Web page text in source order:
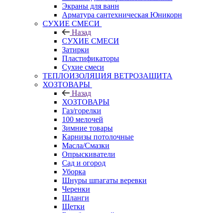
Экраны для ванн
Арматура сантехническая Юникорн
СУХИЕ СМЕСИ
Назад
СУХИЕ СМЕСИ
Затирки
Пластификаторы
Сухие смеси
ТЕПЛОИЗОЛЯЦИЯ ВЕТРОЗАЩИТА
ХОЗТОВАРЫ
Назад
ХОЗТОВАРЫ
Газ/горелки
100 мелочей
Зимние товары
Карнизы потолочные
Масла/Смазки
Опрыскиватели
Сад и огород
Уборка
Шнуры шпагаты веревки
Черенки
Шланги
Щетки